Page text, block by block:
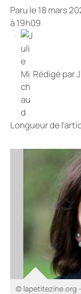
Paru le 18 mars
à 19h09
·
Rédigé par
Longueur de
© lapetitezine.org